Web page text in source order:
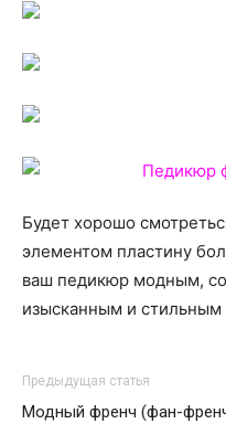
Будет хорошо
элементом пластину
ваш педикюр модным,
изысканным и
Предыдущая статья
Модный френч (фан-